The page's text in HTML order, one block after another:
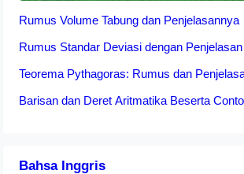
Rumus Volume Tabung dan Penjelasannya
Rumus Standar Deviasi dengan
Teorema Pythagoras: Rumus dan
Barisan dan Deret Aritmatika Beserta
Bahsa Inggris